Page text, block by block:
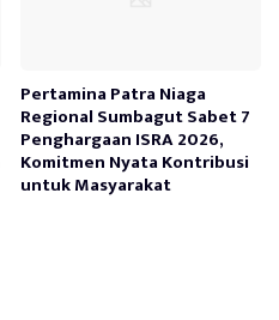
Pertamina Patra Niaga
Regional Sumbagut Sabet 7
Penghargaan ISRA 2026,
Komitmen Nyata Kontribusi
untuk Masyarakat